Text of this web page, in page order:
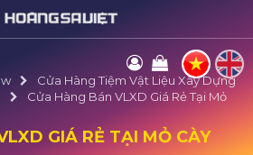
Cửa Hàng Tiệm Vật Liệu Xây Dựng
Cửa Hàng Bán VLXD Giá Rẻ Tại Mỏ
GIÁ RẺ TẠI MỎ CÀY